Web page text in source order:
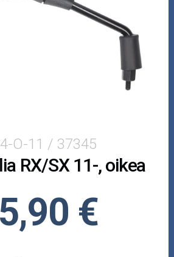
O-11 / 37345
RX/SX 11-, oikea
€